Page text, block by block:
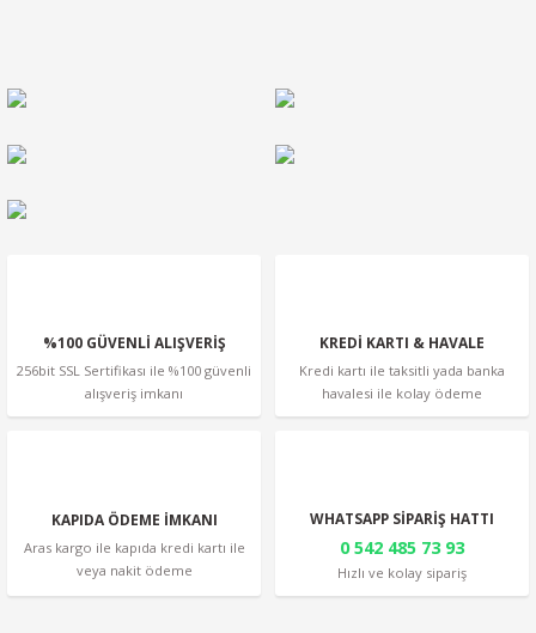
Ürün resmi kalitesiz, bozuk veya görüntülenemiyor.
Ürün açıklamasında eksik bilgiler bulunuyor.
%100 GÜVENLİ ALIŞVERİŞ
256bit SSL Sertifikası ile %100 güvenli
alışveriş imkanı
KREDİ KARTI & HAVALE
Kredi kartı ile taksitli yada banka
havalesi ile kolay ödeme
KAPIDA ÖDEME İMKANI
Aras kargo ile kapıda kredi kartı ile
veya nakit ödeme
WHATSAPP SİPARİŞ HATTI
0 542 485 73 93
Hızlı ve kolay sipariş